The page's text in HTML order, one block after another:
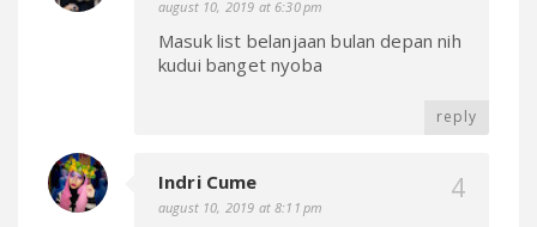
august 10, 2019 at 6:30 pm
Masuk list belanjaan bulan depan nih
kudui banget nyoba
reply
Indri Cume
august 10, 2019 at 8:11 pm